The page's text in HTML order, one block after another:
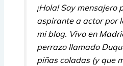
¡Hola! Soy mensajero
aspirante a actor por
mi blog. Vivo en
perrazo llamado
piñas coladas (y que